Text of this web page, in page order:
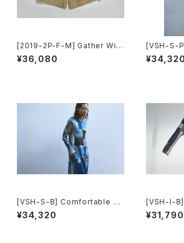
[2019-2P-F-M] Gather Wid
e Pants
¥36,080
[VSH-S-
ps(Long
¥34,320
[VSH-S-B] Comfortable To
ps(Long Sleeve)
¥34,320
[VSH-I-
ps(Long
¥31,790